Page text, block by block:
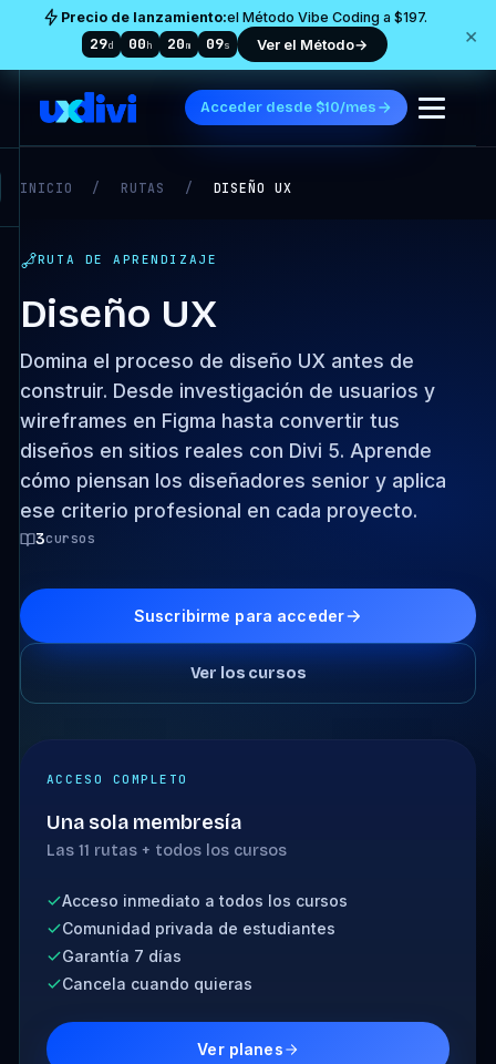
Precio de lanzamiento:el Método Vibe Coding a $197.
29d 00h 20m 08s Ver el Método→ ×
Acceder desde $10/mes
INICIO / RUTAS / DISEÑO UX
RUTA DE APRENDIZAJE
Diseño UX
Domina el proceso de diseño UX antes de
construir. Desde investigación de usuarios y
wireframes en Figma hasta convertir tus
diseños en sitios reales con Divi 5. Aprende
cómo piensan los diseñadores senior y aplica
ese criterio profesional en cada proyecto.
3cursos
Suscribirme para acceder
Ver los cursos
ACCESO COMPLETO
Una sola membresía
Las 11 rutas + todos los cursos
Acceso inmediato a todos los cursos
Comunidad privada de estudiantes
Garantía 7 días
Cancela cuando quieras
Ver planes